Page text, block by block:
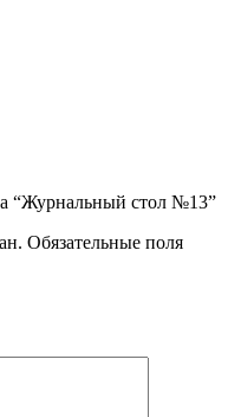
“Журнальный стол №13”
Обязательные поля